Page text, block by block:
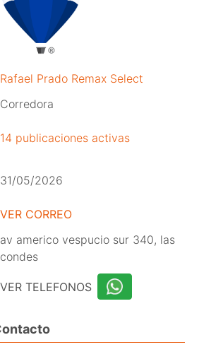
Rafael Prado Remax Select
Corredora
14 publicaciones activas
31/05/2026
VER CORREO
av americo vespucio sur 340, las
condes
VER TELEFONOS